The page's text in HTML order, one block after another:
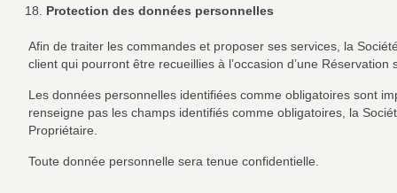
Protection des données personnelles
Afin de traiter les commandes et proposer ses services, la
client qui pourront être recueillies à l’occasion d’une Réservation
Les données personnelles identifiées comme obligatoires sont
renseigne pas les champs identifiés comme obligatoires, la
Propriétaire.
Toute donnée personnelle sera tenue confidentielle.